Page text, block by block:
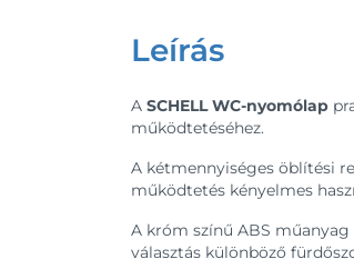
Leírás
A SCHELL WC-nyomólap
működtetéséhez.
A kétmennyiséges öblítési
működtetés kényelmes
A króm színű ABS
választás különböző